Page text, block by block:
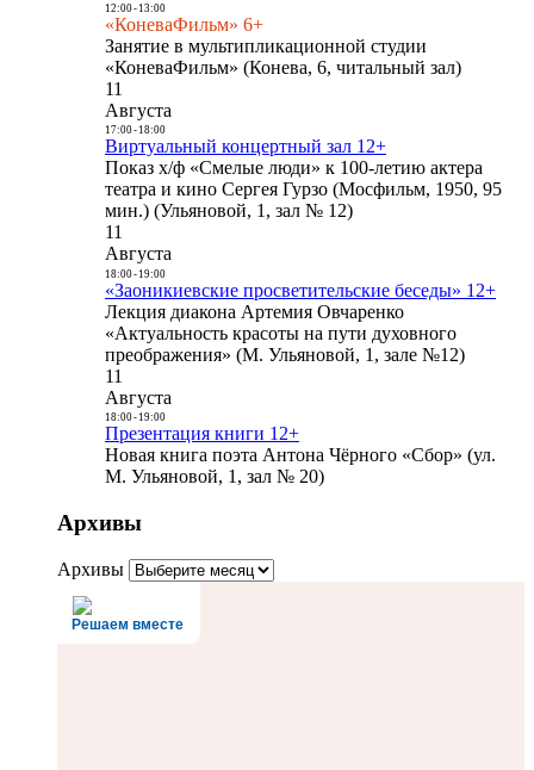
12:00- 13:00
«КоневаФильм» 6+
Занятие в мультипликационной студии
«КоневаФильм» (Конева, 6, читальный зал)
11
Августа
17:00- 18:00
Виртуальный концертный зал 12+
Показ х/ф «Смелые люди» к 100-летию актера
театра и кино Сергея Гурзо (Мосфильм, 1950, 95
мин.) (Ульяновой, 1, зал № 12)
11
Августа
18:00- 19:00
«Заоникиевские просветительские беседы» 12+
Лекция диакона Артемия Овчаренко
«Актуальность красоты на пути духовного
преображения» (М. Ульяновой, 1, зале №12)
11
Августа
18:00- 19:00
Презентация книги 12+
Новая книга поэта Антона Чёрного «Сбор» (ул.
М. Ульяновой, 1, зал № 20)
Архивы
Архивы
Решаем вместе